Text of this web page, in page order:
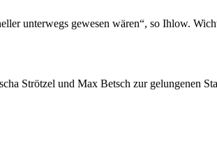
unterwegs gewesen wären“, so Ihlow.
Strötzel und Max Betsch zur gelungenen